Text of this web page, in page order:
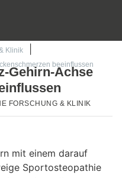
Klinik
beeinflussen
Gehirn-Achse
FORSCHUNG & KLINIK